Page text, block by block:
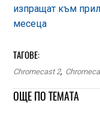
изпращат към
месеца
ТАГОВЕ:
Chromecast 2,
ОЩЕ ПО ТЕМАТА